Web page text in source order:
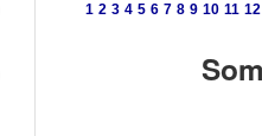
1 2 3 4 5 6 7 8 9 10 11 12